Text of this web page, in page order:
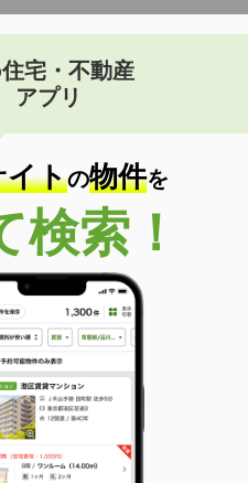
円
勢崎市三光町
宅・不動産
アプリ
イトの物件を
検索！